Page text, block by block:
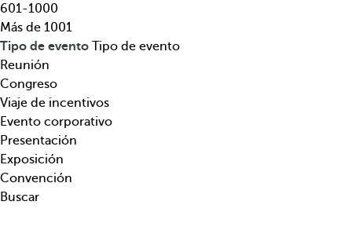
t
i
n
o
,
t
e
m
á
t
i
d
e
f
l
e
c
h
a
h
a
c
601-1000
Más de 1001
Tipo de evento Tipo de evento
Reunión
Congreso
Viaje de incentivos
Evento corporativo
Presentación
Exposición
Convención
Buscar